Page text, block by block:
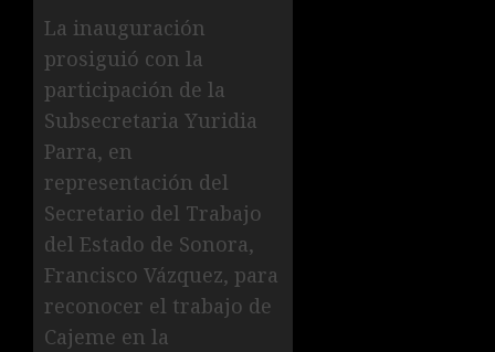
La inauguración
prosiguió con la
participación de la
Subsecretaria Yuridia
Parra, en
representación del
Secretario del Trabajo
del Estado de Sonora,
Francisco Vázquez, para
reconocer el trabajo de
Cajeme en la